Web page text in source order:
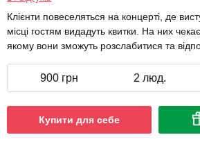
Клієнти повеселяться на концерті, де
місці гостям видадуть квитки. На них
якому вони зможуть розслабитися та
900 грн 2 люд.
Купити для себе